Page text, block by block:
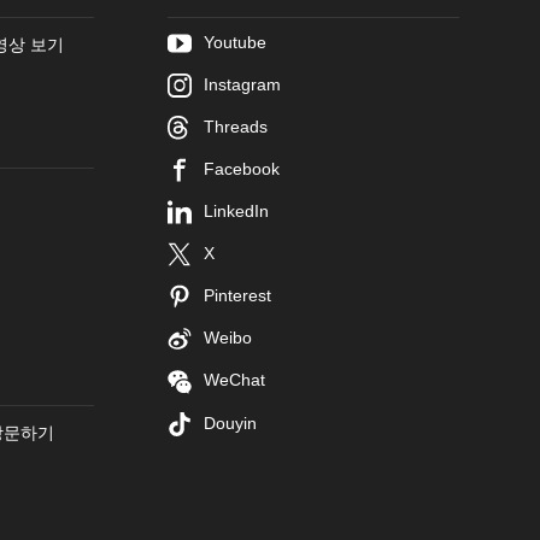
보기
하기
Youtube
Instagram
Threads
Facebook
LinkedIn
X
Pinterest
Weibo
WeChat
Douyin